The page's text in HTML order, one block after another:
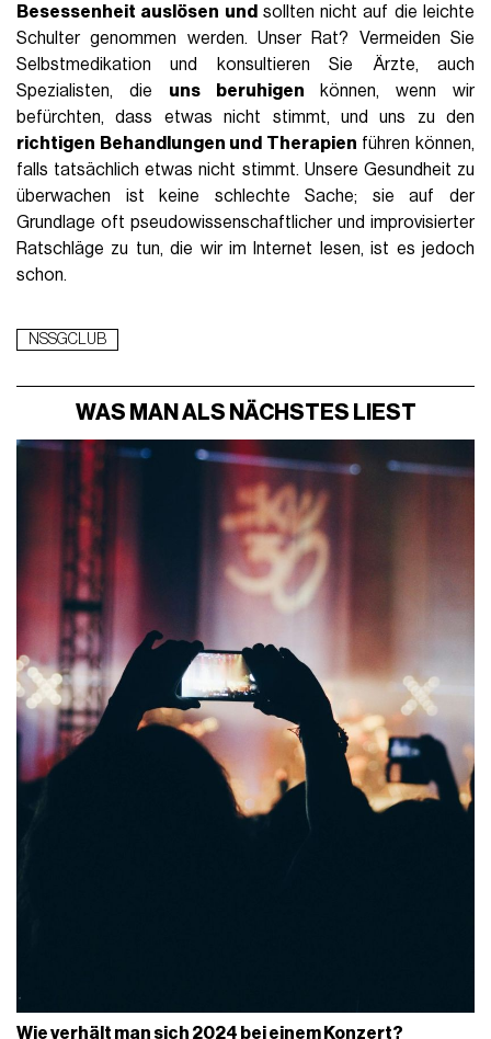
Besessenheit auslösen und sollten nicht auf die leichte
Schulter genommen werden. Unser Rat? Vermeiden Sie
Selbstmedikation und konsultieren Sie Ärzte, auch
Spezialisten, die uns beruhigen können, wenn wir
befürchten, dass etwas nicht stimmt, und uns zu den
richtigen Behandlungen und Therapien führen können,
falls tatsächlich etwas nicht stimmt. Unsere Gesundheit zu
überwachen ist keine schlechte Sache; sie auf der
Grundlage oft pseudowissenschaftlicher und improvisierter
Ratschläge zu tun, die wir im Internet lesen, ist es jedoch
schon.
NSSGCLUB
WAS MAN ALS NÄCHSTES LIEST
Wie verhält man sich 2024 bei einem Konzert?